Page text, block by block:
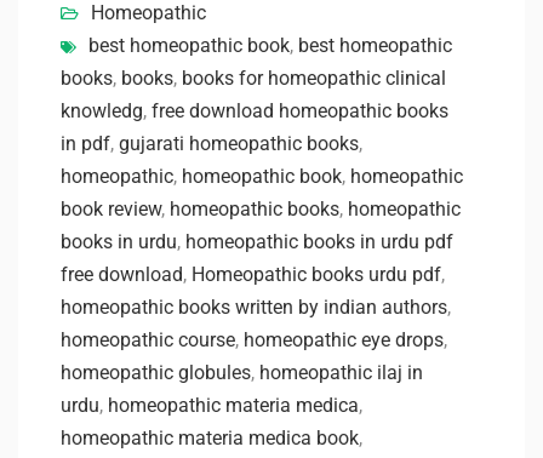
Homeopathic
best homeopathic book, best homeopathic
books, books, books for homeopathic clinical
knowledg, free download homeopathic books
in pdf, gujarati homeopathic books,
homeopathic, homeopathic book, homeopathic
book review, homeopathic books, homeopathic
books in urdu, homeopathic books in urdu pdf
free download, Homeopathic books urdu pdf,
homeopathic books written by indian authors,
homeopathic course, homeopathic eye drops,
homeopathic globules, homeopathic ilaj in
urdu, homeopathic materia medica,
homeopathic materia medica book,